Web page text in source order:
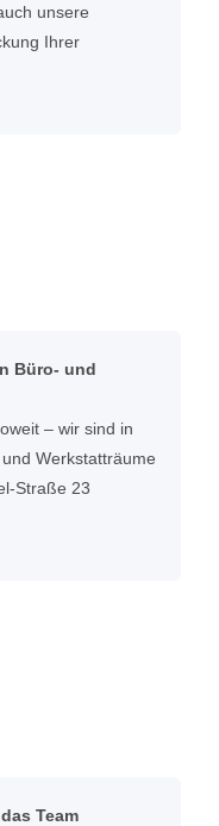
unsere
Ihrer
Büro- und
– wir sind in
Werkstatträume
Straße 23
Team